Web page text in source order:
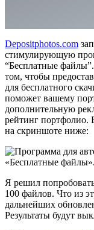
Depositphotos.com
стимулирующую
“Бесплатные
том, чтобы
для бесплатного
поможет вашему
дополнительную
рейтинг портфолио.
на скриншоте ниже:
Я решил
100 файлов. Что из
дальнейших
Результаты будут